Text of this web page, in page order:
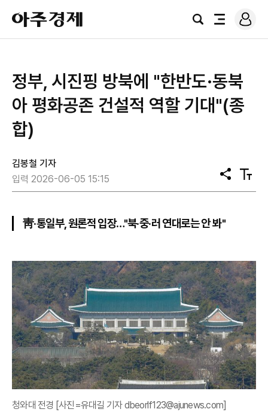
아
주
경
검
전
로
그
정부, 시진핑 방북에 "한반도·동북
아 평화공존 건설적 역할 기대"(종
합)
김봉철 기자
입력 2026-06-05 15:15
공
유
텍
스
靑·통일부, 원론적 입장…"북·중·러 연대로는 안 봐"
청와대 전경 [사진=유대길 기자 dbeorlf123@ajunews.com]